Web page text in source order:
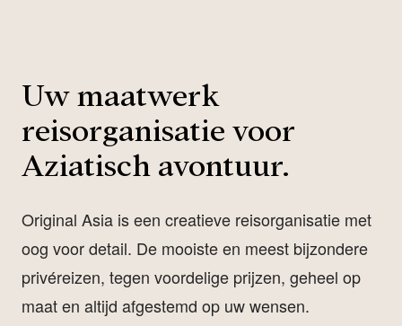
Uw maatwerk
reisorganisatie voor
Aziatisch avontuur.
Original Asia is een creatieve reisorganisatie met
oog voor detail. De mooiste en meest bijzondere
privéreizen, tegen voordelige prijzen, geheel op
maat en altijd afgestemd op uw wensen.